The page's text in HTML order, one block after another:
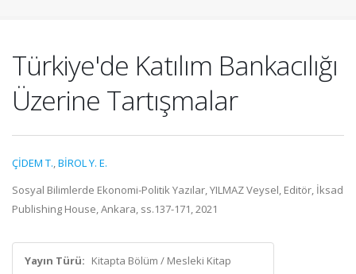
Türkiye'de Katılım Bankacılığı
Üzerine Tartışmalar
ÇİDEM T.,BİROL Y. E.
Sosyal Bilimlerde Ekonomi-Politik Yazılar, YILMAZ Veysel, Editör, İksad
Publishing House, Ankara, ss.137-171, 2021
Yayın Türü: Kitapta Bölüm / Mesleki Kitap